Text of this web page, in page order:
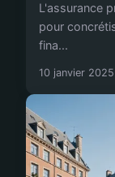
L'assurance
pour
fina...
10 janvier 2025